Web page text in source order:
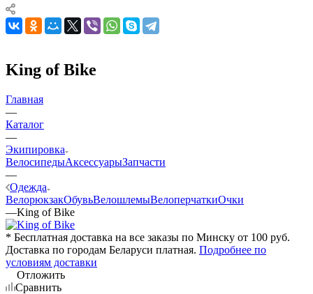
King of Bike
Главная
—
Каталог
—
Экипировка
ВелосипедыАксессуарыЗапчасти
—
Одежда
ВелорюкзакОбувьВелошлемыВелоперчаткиОчки
—King of Bike
* Бесплатная доставка на все заказы по Минску от 100 руб.
Доставка по городам Беларуси платная. Подробнее по
условиям доставки
Отложить
Сравнить